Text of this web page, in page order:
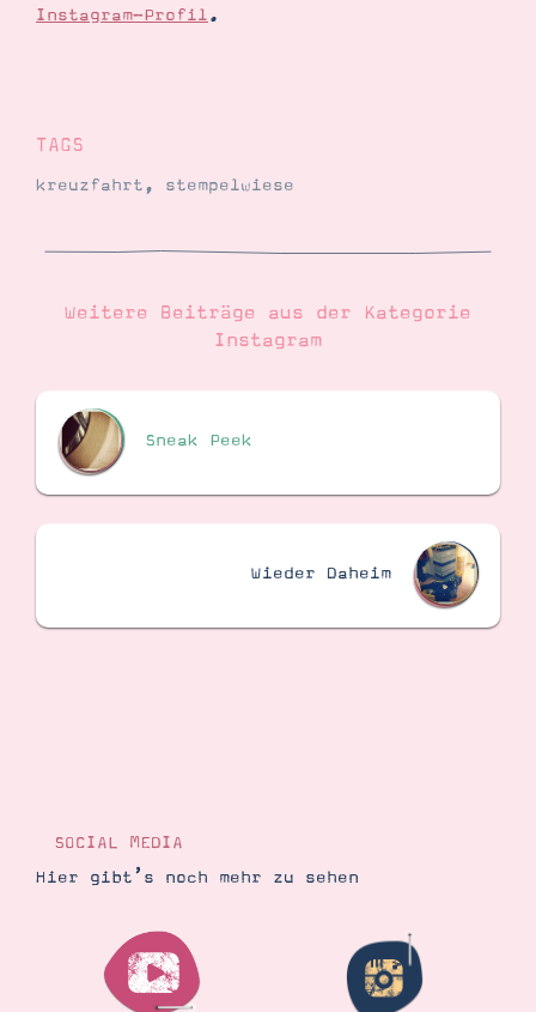
Instagram-Profil.
TAGS
kreuzfahrt, stempelwiese
Weitere Beiträge aus der Kategorie
Instagram
Sneak Peek
Wieder Daheim
SOCIAL MEDIA
Hier gibt’s noch mehr zu sehen